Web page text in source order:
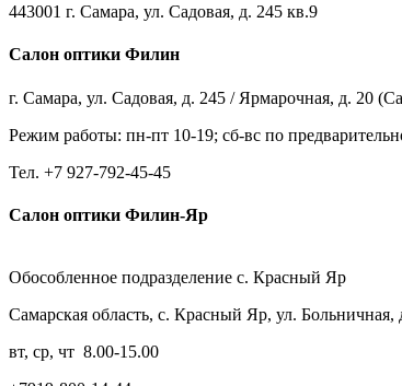
443001 г. Самара, ул. Садовая, д. 245 кв.9
Салон оптики Филин
г. Самара, ул. Садовая, д. 245 / Ярмарочная, д. 20
Режим работы: пн-пт 10-19; сб-вс по
Тел. +7 927-792-45-45
Салон оптики Филин-Яр
Обособленное подразделение с. Красный Яр
Самарская область, с. Красный Яр, ул.
вт, ср, чт 8.00-15.00